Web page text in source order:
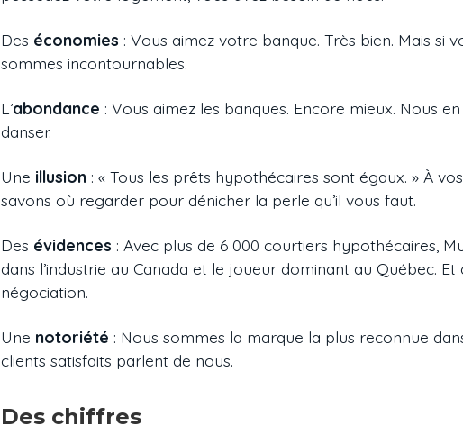
Des économies : Vous aimez votre banque. Très bien. Mais si
sommes incontournables.
L’abondance : Vous aimez les banques. Encore mieux. Nous
danser.
Une illusion : « Tous les prêts hypothécaires sont égaux. » À
savons où regarder pour dénicher la perle qu’il vous faut.
Des évidences : Avec plus de 6 000 courtiers hypothécaires,
dans l’industrie au Canada et le joueur dominant au Québec.
négociation.
Une notoriété : Nous sommes la marque la plus reconnue
clients satisfaits parlent de nous.
Des chiffres